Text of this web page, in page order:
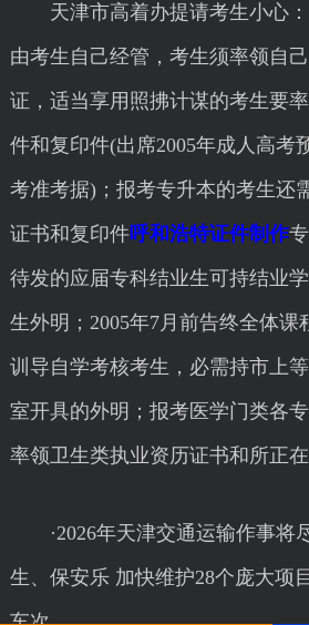
天津市高着办提请考生小心：
由考生自己经管，考生须率领自
证，适当享用照拂计谋的考生要
件和复印件(出席2005年成人高考
考准考据)；报考专升本的考生还
证书和复印件呼和浩特证件制作
待发的应届专科结业生可持结业
生外明；2005年7月前告终全体课
训导自学考核考生，必需持市上
室开具的外明；报考医学门类各
率领卫生类执业资历证书和所正在
·2026年天津交通运输作事将
生、保安乐 加快维护28个庞大项